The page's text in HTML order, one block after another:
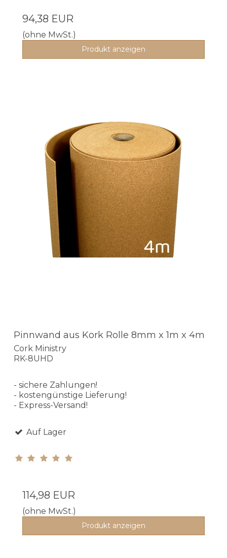
94,38 EUR
(ohne MwSt.)
Produkt anzeigen
Pinnwand aus Kork Rolle 8mm x 1m x 4m
Cork Ministry
RK-8UHD
- sichere Zahlungen!
- kostengünstige Lieferung!
- Express-Versand!
Auf Lager
114,98 EUR
(ohne MwSt.)
Produkt anzeigen